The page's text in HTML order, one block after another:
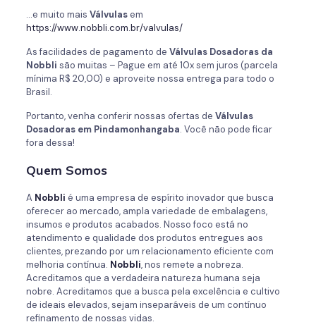
…e muito mais Válvulasem
https://www.nobbli.com.br/valvulas/
As facilidades de pagamento de Válvulas Dosadoras da
Nobbli são muitas – Pague em até 10x sem juros (parcela
mínima R$ 20,00) e aproveite nossa entrega para todo o
Brasil.
Portanto, venha conferir nossas ofertas de Válvulas
Dosadoras em Pindamonhangaba. Você não pode ficar
fora dessa!
Quem Somos
A Nobbli é uma empresa de espírito inovador que busca
oferecer ao mercado, ampla variedade de embalagens,
insumos e produtos acabados. Nosso foco está no
atendimento e qualidade dos produtos entregues aos
clientes, prezando por um relacionamento eficiente com
melhoria contínua. Nobbli, nos remete a nobreza.
Acreditamos que a verdadeira natureza humana seja
nobre. Acreditamos que a busca pela excelência e cultivo
de ideais elevados, sejam inseparáveis de um contínuo
refinamento de nossas vidas.